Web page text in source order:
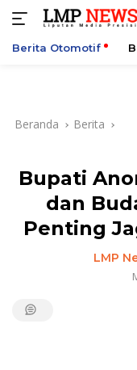
Berita Otomotif
Beranda Berita
Bupati
dan
Penting
LMP